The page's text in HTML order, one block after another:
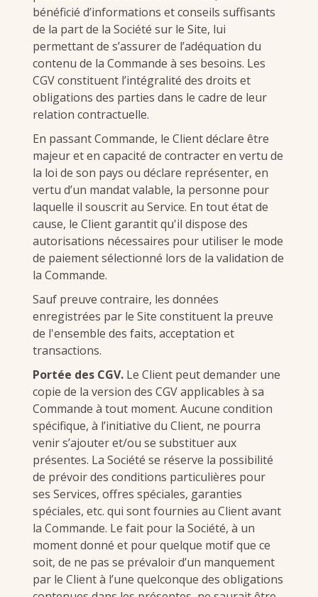
bénéficié d’informations et conseils suffisants
de la part de la Société sur le Site, lui
permettant de s’assurer de l’adéquation du
contenu de la Commande à ses besoins. Les
CGV constituent l’intégralité des droits et
obligations des parties dans le cadre de leur
relation contractuelle.
En passant Commande, le Client déclare être
majeur et en capacité de contracter en vertu de
la loi de son pays ou déclare représenter, en
vertu d’un mandat valable, la personne pour
laquelle il souscrit au Service. En tout état de
cause, le Client garantit qu'il dispose des
autorisations nécessaires pour utiliser le mode
de paiement sélectionné lors de la validation de
la Commande.
Sauf preuve contraire, les données
enregistrées par le Site constituent la preuve
de l'ensemble des faits, acceptation et
transactions.
Portée des CGV.Le Client peut demander une
copie de la version des CGV applicables à sa
Commande à tout moment. Aucune condition
spécifique, à l’initiative du Client, ne pourra
venir s’ajouter et/ou se substituer aux
présentes. La Société se réserve la possibilité
de prévoir des conditions particulières pour
ses Services, offres spéciales, garanties
spéciales, etc. qui sont fournies au Client avant
la Commande. Le fait pour la Société, à un
moment donné et pour quelque motif que ce
soit, de ne pas se prévaloir d’un manquement
par le Client à l’une quelconque des obligations